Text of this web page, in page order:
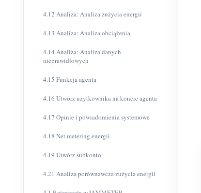
4.12 Analiza: Analiza zużycia energii
4.13 Analiza: Analiza obciążenia
4.14 Analiza: Analiza danych
nieprawidłowych
4.15 Funkcja agenta
4.16 Utwórz użytkownika na koncie agenta
4.17 Opinie i powiadomienia systemowe
4.18 Net metering energii
4.19 Utwórz subkonto
4.21 Analiza porównawcza zużycia energii